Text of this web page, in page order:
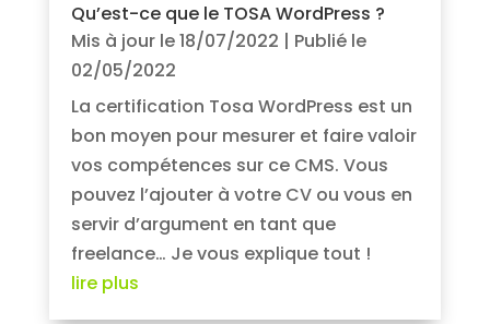
Qu’est-ce que le TOSA WordPress ?
Mis à jour le 18/07/2022 | Publié le
02/05/2022
La certification Tosa WordPress est un
bon moyen pour mesurer et faire valoir
vos compétences sur ce CMS. Vous
pouvez l’ajouter à votre CV ou vous en
servir d’argument en tant que
freelance… Je vous explique tout !
lire plus